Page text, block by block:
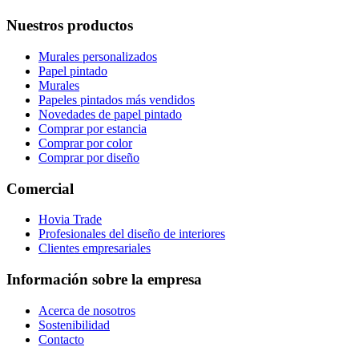
Nuestros productos
Murales personalizados
Papel pintado
Murales
Papeles pintados más vendidos
Novedades de papel pintado
Comprar por estancia
Comprar por color
Comprar por diseño
Comercial
Hovia Trade
Profesionales del diseño de interiores
Clientes empresariales
Información sobre la empresa
Acerca de nosotros
Sostenibilidad
Contacto